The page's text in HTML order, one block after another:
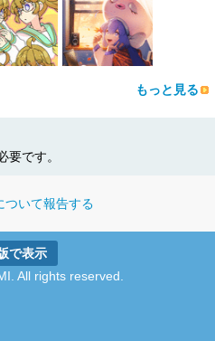
もっと見る
要です。
ついて報告する
で表示
All rights reserved.